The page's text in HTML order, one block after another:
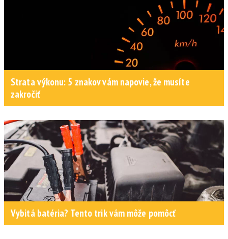
Strata výkonu: 5 znakov vám napovie, že musíte
zakročiť
Vybitá batéria? Tento trik vám môže pomôcť